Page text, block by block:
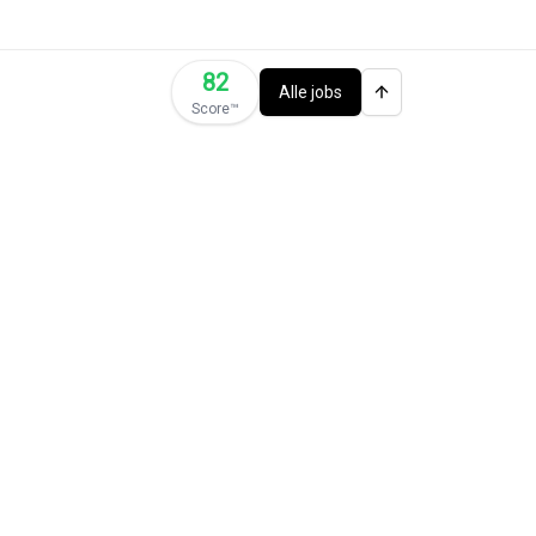
82
Score™️
Alle jobs